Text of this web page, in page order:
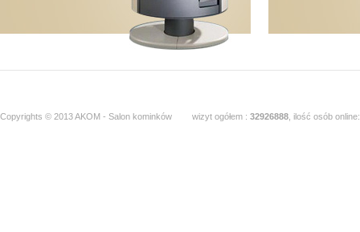
Copyrights © 2013 AKOM - Salon kominków wizyt ogółem : 32926888 , ilość osób